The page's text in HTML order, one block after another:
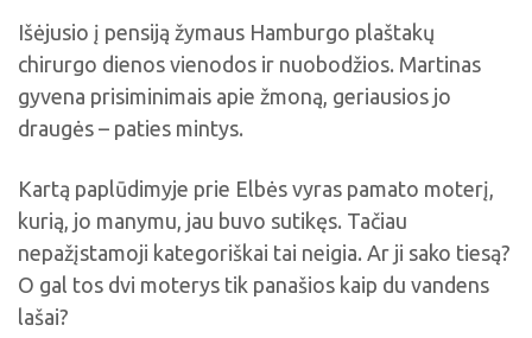
Išėjusio į pensiją žymaus Hamburgo plaštakų
chirurgo dienos vienodos ir nuobodžios. Martinas
gyvena prisiminimais apie žmoną, geriausios jo
draugės – paties mintys.
Kartą paplūdimyje prie Elbės vyras pamato moterį,
kurią, jo manymu, jau buvo sutikęs. Tačiau
nepažįstamoji kategoriškai tai neigia. Ar ji sako tiesą?
O gal tos dvi moterys tik panašios kaip du vandens
lašai?